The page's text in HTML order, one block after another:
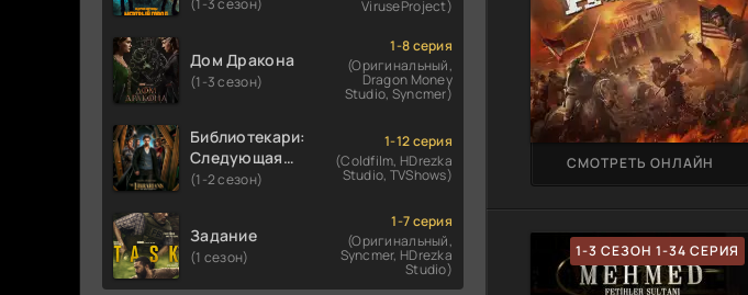
(1-3 сезон) ViruseProject)
Дом Дракона
(1-3 сезон)
1-8 серия
(Оригинальный,
Dragon Money
Studio, Syncmer)
Библиотекари:
Следующая
глава
(1-2 сезон)
1-12 серия
(Coldfilm, HDrezka
Studio, TVShows)
Задание
(1 сезон)
1-7 серия
(Оригинальный,
Syncmer, HDrezka
Studio)
СМОТРЕТЬ ОНЛАЙН
1-3 СЕЗОН 1-34 СЕРИЯ